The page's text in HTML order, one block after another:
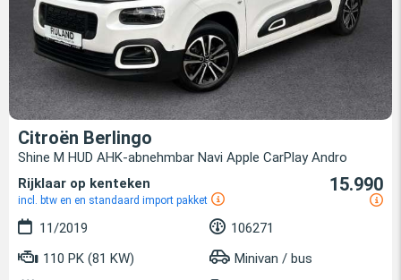
Citroën Berlingo
Shine M HUD AHK-abnehmbar Navi Apple CarPlay Andro
Rijklaar op kenteken
incl. btw en en standaard import pakket
15.990
11/2019
106271
110 PK (81 KW)
Minivan / bus